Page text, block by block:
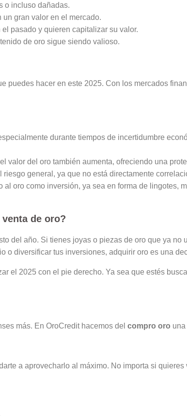
o incluso dañadas.
gran valor en el mercado.
pasado y quieren capitalizar su valor.
de oro sigue siendo valioso.
puedes hacer en este 2025. Con los mercados
durante tiempos de incertidumbre
valor del oro también aumenta, ofreciendo una
general, ya que no está directamente
al oro como inversión, ya sea en forma de lingotes,
de oro?
del año. Si tienes joyas o piezas de oro que ya
o diversificar tus inversiones, adquirir oro es una
el 2025 con el pie derecho. Ya sea que estés
más. En OroCredit hacemos del compro oro
a aprovecharlo al máximo. No importa si